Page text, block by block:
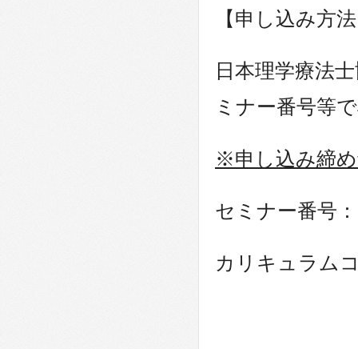
【申し込み方
日本理学療法
ミナー番号等
※申し込み締
セミナー番号
カリキュラム